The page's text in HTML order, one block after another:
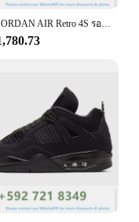
NIKE-JORDAN AIR Retro 4S รองเท้าผ้าใบสีขาวสุดเท่สีขาวสำหรับผู้หญิงผู้ชายรองเท้ากีฬารองเท้าบาสเก็ตบอล